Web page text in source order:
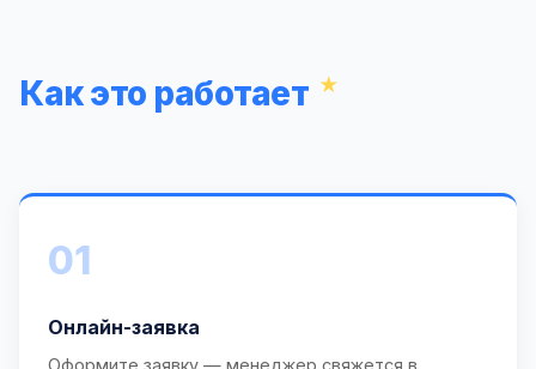
Как это работает
01
Онлайн-заявка
Оформите заявку — менеджер свяжется в